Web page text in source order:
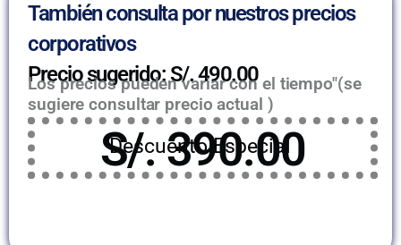
También consulta por nuestros precios
corporativos
Precio sugerido: S/. 490.00
Los precios pueden variar con el tiempo"(se
sugiere consultar precio actual )
Descuento Especial
S/. 390.00